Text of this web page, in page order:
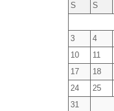
S
S
3
4
10
11
17
18
24
25
31